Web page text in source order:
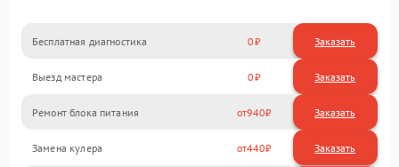
Бесплатная диагностика 0 Заказать
Выезд мастера 0 Заказать
Ремонт блока питания 940
Замена кулера 440